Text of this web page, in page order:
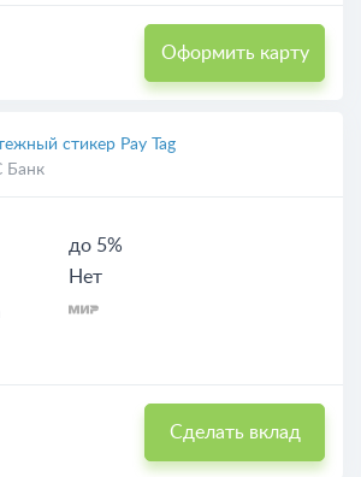
Оформить карту
стикер Pay Tag
Банк
до 5%
Нет
Сделать вклад